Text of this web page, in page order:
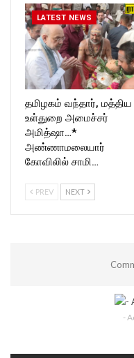
LATEST NEWS
தமிழகம் வந்தார், மத்திய
உள்துறை அமைச்சர்
அமித்ஷா…*
அண்ணாமலையார்
கோவிலில் சாமி…
PREV NEXT
-